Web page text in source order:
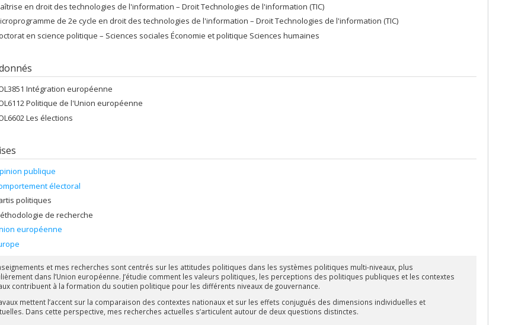
en droit des technologies de l'information – Droit Technologies de l'information (TIC)
de 2e cycle en droit des technologies de l'information – Droit Technologies de l'information (TIC)
en science politique – Sciences sociales Économie et politique Sciences humaines
Intégration européenne
Politique de l'Union européenne
Les élections
publique
électoral
politiques
de recherche
européenne
et mes recherches sont centrés sur les attitudes politiques dans les systèmes politiques multi-niveaux, plus
dans l’Union européenne. J’étudie comment les valeurs politiques, les perceptions des politiques publiques et les contextes
contribuent à la formation du soutien politique pour les différents niveaux de gouvernance.
mettent l’accent sur la comparaison des contextes nationaux et sur les effets conjugués des dimensions individuelles et
Dans cette perspective, mes recherches actuelles s’articulent autour de deux questions distinctes.